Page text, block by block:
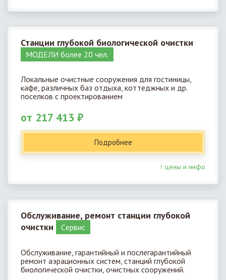
Станции глубокой биологической очистки
МОДЕЛИ более 20 чел.
Локальные очистные сооружения для гостиницы,
кафе, различных баз отдыха, коттеджных и др.
поселков с проектированием
от 217 413 ₽
Подробнее
↑ цены и инфо
Обслуживание, ремонт станции глубокой
очистки
Cервис
Обслуживание, гарантийный и послегарантийный
ремонт аэрационных систем, станций глубокой
биологической очистки, очистных сооружений.